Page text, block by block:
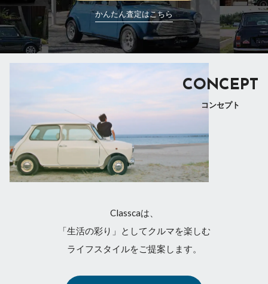
かんたん査定はこちら
CONCEPT
コンセプト
Classcaは、
「生活の彩り」としてクルマを楽しむ
ライフスタイルをご提案します。